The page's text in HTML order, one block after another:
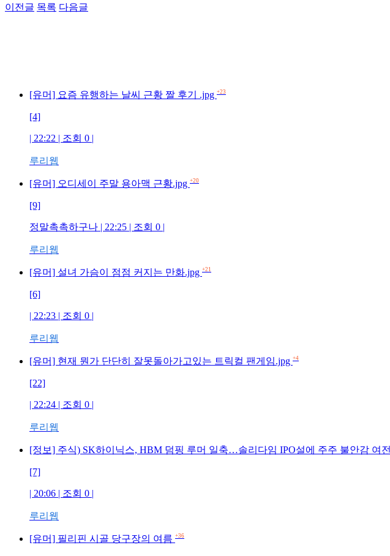
이전글 목록 다음글
[유머] 요즘 유행하는 날씨 근황 짤 후기 .jpg +23
[4]
| 22:22 | 조회 0 |
루리웹
[유머] 오디세이 주말 용아맥 근황.jpg +20
[9]
정말촉촉하구나 | 22:25 | 조회 0 |
루리웹
[유머] 설녀 가슴이 점점 커지는 만화.jpg +21
[6]
| 22:23 | 조회 0 |
루리웹
[유머] 현재 뭔가 단단히 잘못돌아가고있는 트릭컬 팬게임.jpg +4
[22]
| 22:24 | 조회 0 |
루리웹
[정보] 주식) SK하이닉스, HBM 덤핑 루머 일축…솔리다임 IPO설에 주주 불안감 여전
[7]
| 20:06 | 조회 0 |
루리웹
[유머] 필리핀 시골 당구장의 여름 +36